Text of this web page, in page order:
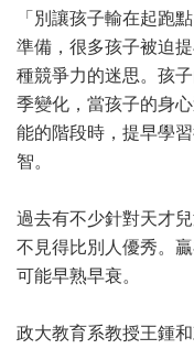
「別讓孩子輸在起跑
準備，很多孩子被迫
種競爭力的迷思。孩
季變化，當孩子的身
能的階段時，提早學
智。
過去有不少針對天才
不見得比別人優秀。
可能早熟早衰。
政大教育系教授王鍾